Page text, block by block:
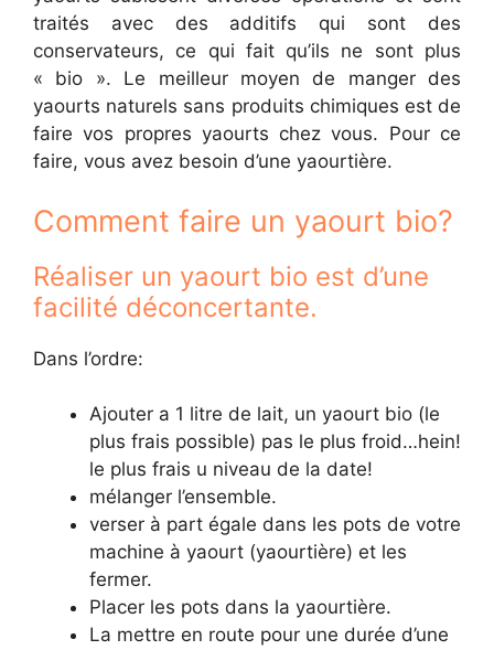
traités avec des additifs qui sont des
conservateurs, ce qui fait qu’ils ne sont plus
« bio ». Le meilleur moyen de manger des
yaourts naturels sans produits chimiques est de
faire vos propres yaourts chez vous. Pour ce
faire, vous avez besoin d’une yaourtière.
Comment faire un yaourt bio?
Réaliser un yaourt bio est d’une
facilité déconcertante.
Dans l’ordre:
Ajouter a 1 litre de lait, un yaourt bio (le
plus frais possible) pas le plus froid…hein!
le plus frais u niveau de la date!
mélanger l’ensemble.
verser à part égale dans les pots de votre
machine à yaourt (yaourtière) et les
fermer.
Placer les pots dans la yaourtière.
La mettre en route pour une durée d’une